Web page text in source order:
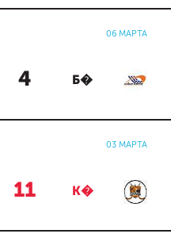
06 МАРТА
4 Б�
03 МАРТА
11 К�